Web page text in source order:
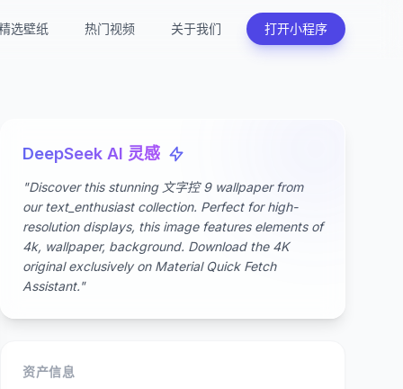
选壁纸 热门视频 关于我们 打开小程序
DeepSeek AI 灵感
"Discover this stunning 文字控 9 wallpaper from
our text_enthusiast collection. Perfect for high-
resolution displays, this image features elements of
4k, wallpaper, background. Download the 4K
original exclusively on Material Quick Fetch
Assistant."
资产信息